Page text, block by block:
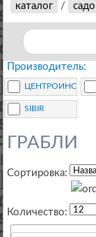
каталог /
Производитель:
SIBIR
ГРАБЛИ
Сортировка:
Количество: